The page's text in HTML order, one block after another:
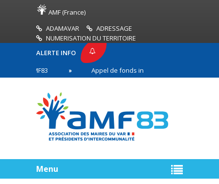
AMF (France)
ADAMAVAR
ADRESSAGE
NUMERISATION DU TERRITOIRE
ALERTE INFO
Appel de fonds incendies de forêt
première ligne
Menu